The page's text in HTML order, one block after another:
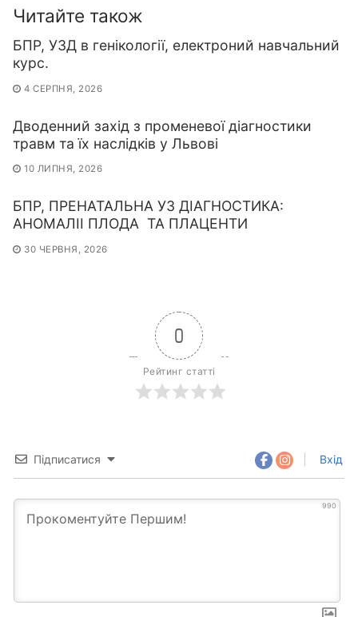
Читайте також
БПР, УЗД в генікології, електроний навчальний
курс.
4 СЕРПНЯ, 2026
Дводенний захід з променевої діагностики
травм та їх наслідків у Львові
10 ЛИПНЯ, 2026
БПР, ПРЕНАТАЛЬНА УЗ ДІАГНОСТИКА:
АНОМАЛІІ ПЛОДА ТА ПЛАЦЕНТИ
30 ЧЕРВНЯ, 2026
0
Рейтинг статті
Підписатися Вхід
990